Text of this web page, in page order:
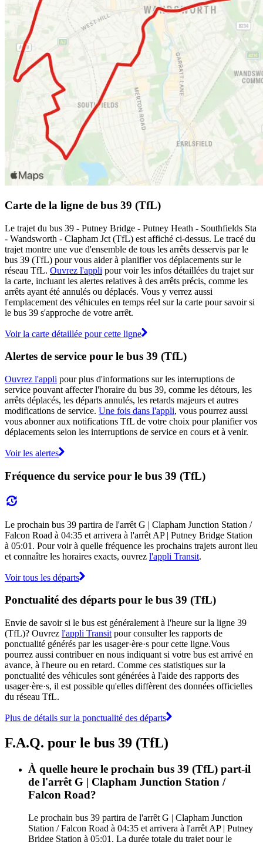
Carte de la ligne de bus 39 (TfL)
Le trajet du bus 39 - Putney Bridge - Putney Heath - Southfields Sta
- Wandsworth - Clapham Jct (TfL) est affiché ci-dessus. Le tracé du
trajet montre une vue d'ensemble de tous les arrêts desservis par le
bus 39 (TfL) pour vous aider à planifier vos déplacements sur le
réseau TfL. Ouvrez l'appli pour voir les infos détaillées du trajet sur
la carte, incluant les alertes relatives à des arrêts précis, comme les
arrêts ayant été annulés ou déplacés. Vous y verrez aussi
l'emplacement des véhicules en temps réel sur la carte pour savoir si
le bus 39 s'approche de votre arrêt.
Voir la carte détaillée pour cette ligne
Alertes de service pour le bus 39 (TfL)
Ouvrez l'appli pour plus d'informations sur les interruptions de
service pouvant affecter l'horaire du bus 39, comme les détours, les
arrêts déplacés, les départs annulés, les retards majeurs et autres
modifications de service. Une fois dans l'appli, vous pourrez aussi
vous abonner aux notifications TfL de votre choix pour planifier vos
déplacements selon les interruptions de service en cours et à venir.
Voir les alertes
Fréquence du service pour le bus 39 (TfL)
Le prochain bus 39 partira de l'arrêt G | Clapham Junction Station /
Falcon Road à 04:35 et arrivera à l'arrêt AP | Putney Bridge Station
à 05:01. Pour voir à quelle fréquence les prochains trajets auront lieu
et connaître les horaires exacts, ouvrez l'appli Transit.
Voir tous les départs
Ponctualité des départs pour le bus 39 (TfL)
Envie de savoir si le bus est généralement à l'heure sur la ligne 39
(TfL)? Ouvrez l'appli Transit pour consulter les rapports de
ponctualité générés par les usager·ère·s pour cette ligne.Vous
pourrez aussi contribuer en nous indiquant si votre bus est arrivé en
avance, à l'heure ou en retard. Comme ces statistiques sur la
ponctualité des véhicules sont générées à l'aide des rapports des
usager·ère·s, il est possible qu'elles diffèrent des données officielles
du réseau TfL.
Plus de détails sur la ponctualité des départs
F.A.Q. pour le bus 39 (TfL)
À quelle heure le prochain bus 39 (TfL) part-il
de l'arrêt G | Clapham Junction Station /
Falcon Road?
Le prochain bus 39 partira de l'arrêt G | Clapham Junction
Station / Falcon Road à 04:35 et arrivera à l'arrêt AP | Putney
Bridge Station à 05:01. La durée totale du trajet pour le